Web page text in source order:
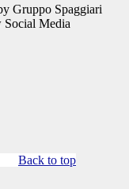
Gruppo Spaggiari
Media
Back to top